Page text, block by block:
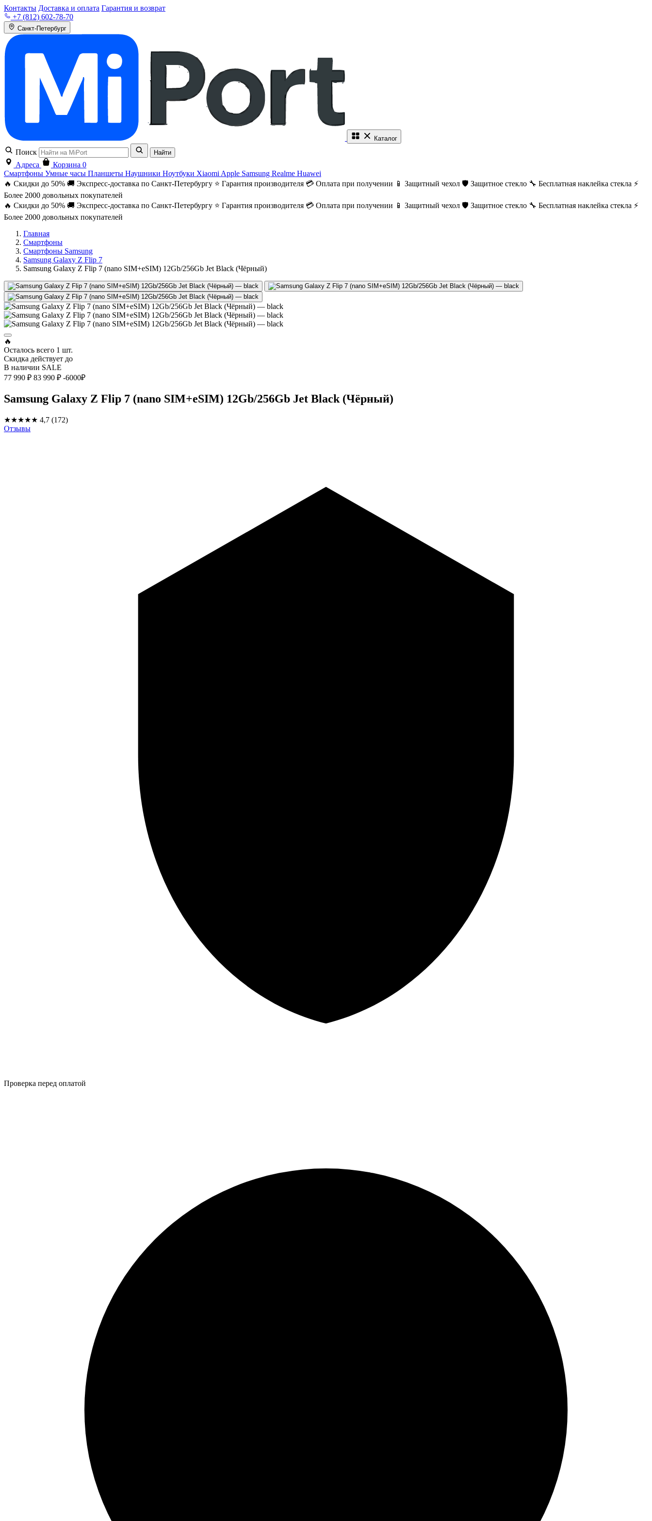
Контакты Доставка и оплата Гарантия и возврат
+7 (812) 602-78-70
Санкт-Петербург
Каталог
Поиск Найти
Адреса Корзина 0
Смартфоны Умные часы Планшеты Наушники Ноутбуки Xiaomi Apple Samsung Realme Huawei
🔥 Скидки до 50% 🚚 Экспресс-доставка по Санкт-Петербургу ⭐ Гарантия производителя 💳 Оплата при получении 📱 Защитный чехол 🛡️ Защитное стекло 🔧 Бесплатная наклейка стекла ⚡
Более 2000 довольных покупателей
🔥 Скидки до 50% 🚚 Экспресс-доставка по Санкт-Петербургу ⭐ Гарантия производителя 💳 Оплата при получении 📱 Защитный чехол 🛡️ Защитное стекло 🔧 Бесплатная наклейка стекла ⚡
Более 2000 довольных покупателей
Главная
Смартфоны
Смартфоны Samsung
Samsung Galaxy Z Flip 7
Samsung Galaxy Z Flip 7 (nano SIM+eSIM) 12Gb/256Gb Jet Black (Чёрный)
🔥
Осталось всего 1 шт.
Скидка действует до
В наличии SALE
77 990 ₽ 83 990 ₽ -6000₽
Samsung Galaxy Z Flip 7 (nano SIM+eSIM) 12Gb/256Gb Jet Black (Чёрный)
★★★★★ 4,7 (172)
Отзывы
Проверка перед оплатой